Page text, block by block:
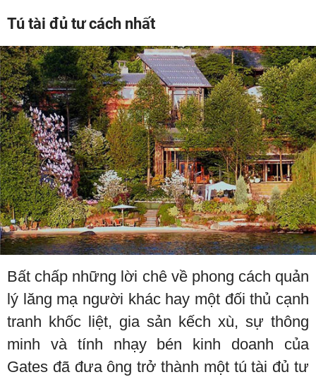
Tú tài đủ tư cách nhất
Bất chấp những lời chê về phong cách quản
lý lăng mạ người khác hay một đối thủ cạnh
tranh khốc liệt, gia sản kếch xù, sự thông
minh và tính nhạy bén kinh doanh của
Gates đã đưa ông trở thành một tú tài đủ tư